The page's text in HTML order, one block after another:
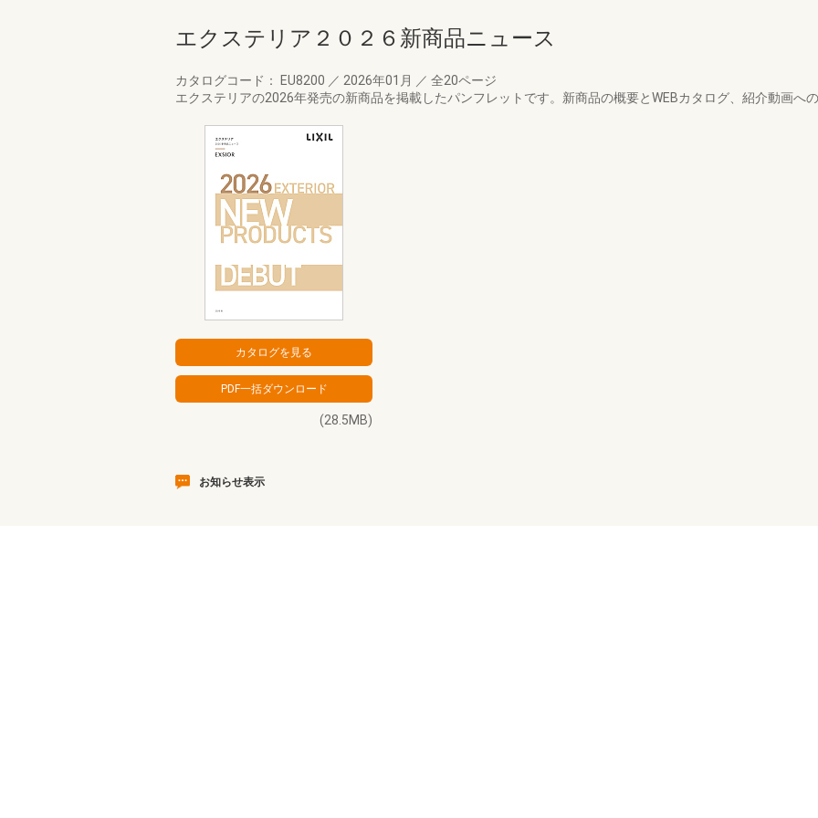
エクステリア２０２６新商品ニュース
カタログコード： EU8200 ／ 2026年01月 ／ 全20ページ
エクステリアの2026年発売の新商品を掲載したパンフレットです。新商品の概要とWEBカタログ、紹介動画へ
(28.5MB)
お知らせ表示